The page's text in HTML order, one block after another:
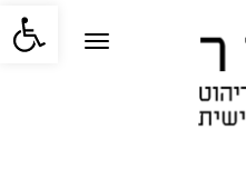
פתח
תפריט